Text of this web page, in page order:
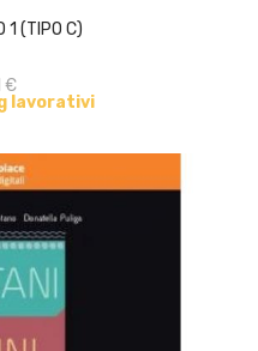
1 (TIPO C)
€
lavorativi